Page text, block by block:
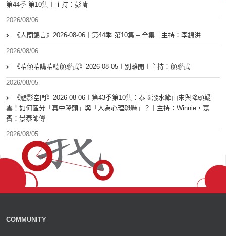
第44季 第10集︱主持：彭晴
2026/08/06
《人間錦言》2026-08-06︱第44季 第10集 – 全集︱主持：李錦洪
2026/08/06
《啱傾啱講啱聽顏聯武》2026-08-05︱別離開︱主持：顏聯武
2026/08/05
《魅影空間》2026-08-06︱第43季第10集：泰國潑水節由來與降頭疑
雲！如何區分「真中降頭」與「人為心理恐嚇」？︱主持：Winnie，嘉
賓：景泰師傅
2026/08/05
COMMUNITY